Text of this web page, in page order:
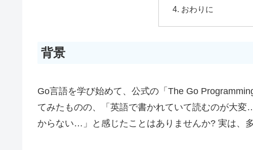
おわりに
背景
Go言語を学び始めて、公式の「The Go
てみたものの、「英語で書かれていて読むのが大
からない…」と感じたことはありませんか? 実は、